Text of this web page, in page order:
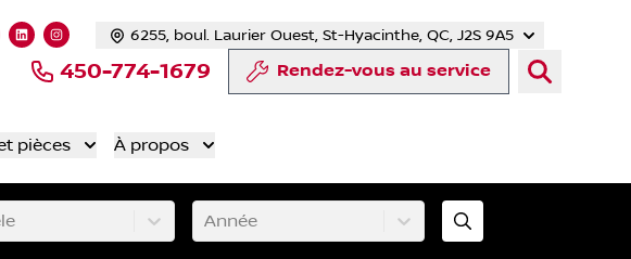
Rendez-vous au service
450-774-1679
page facebook
compte Twitter
notre chaîne YouTube
vers notre compte Tiktok
Lien vers notre compte LinkedIn
Lien vers notre compte Instagram
6255, boul. Laurier Ouest, St-Hyacinthe, QC, J2S 9A5
pièces À propos
Année